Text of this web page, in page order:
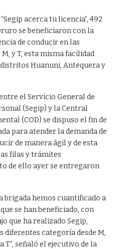
acerca tu licencia”, 492
se beneficiaron con la
de conducir en las
M, y T, esta misma facilidad
Huanuni, Antequera y
el Servicio General de
(Segip) y la Central
(COD) se dispuso el fin de
para atender la demanda de
de manera ágil y de esta
filas y trámites
de ello ayer se entregaron
brigada hemos cuantificado a
se han beneficiado, con
que ha realizado Segip,
diferentes categoría desde M,
T”, señaló el ejecutivo de la